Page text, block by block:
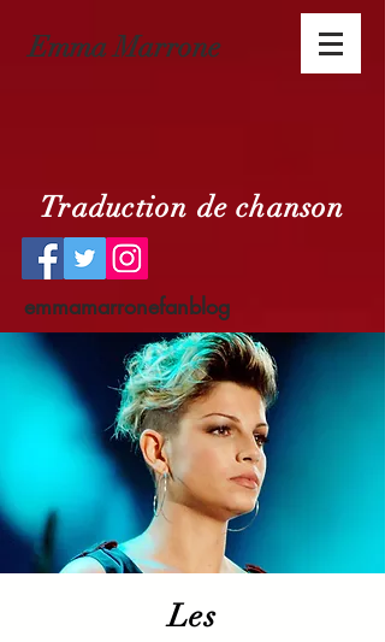
Emma Marrone
Traduction de chanson
emmamarronefanblog
Les